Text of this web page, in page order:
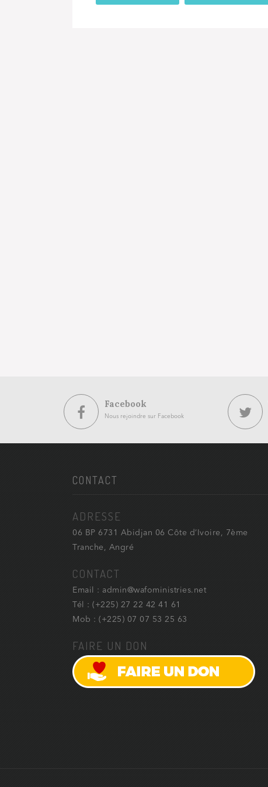
Facebook
Nous rejoindre sur Facebook
CONTACT
ADRESSE
06 BP 6731 Abidjan 06 Côte d’Ivoire, 7ème
Tranche, Angré
CONTACT
Email : admin@wafoministries.net
Tél : (+225) 27 22 42 41 61
Mob : (+225) 07 07 53 25 63
FAIRE UN DON